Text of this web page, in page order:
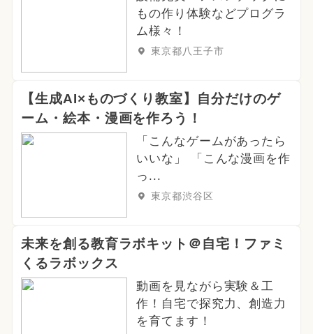
もの作り体験などプログラ
ム様々！
東京都八王子市
【生成AI×ものづくり教室】自分だけのゲ
ーム・絵本・漫画を作ろう！
「こんなゲームがあったら
いいな」 「こんな漫画を作
っ...
東京都渋谷区
未来を創る教育ラボキット＠自宅！ファミ
くるラボックス
動画を見ながら実験＆工
作！自宅で探究力、創造力
を育てます！